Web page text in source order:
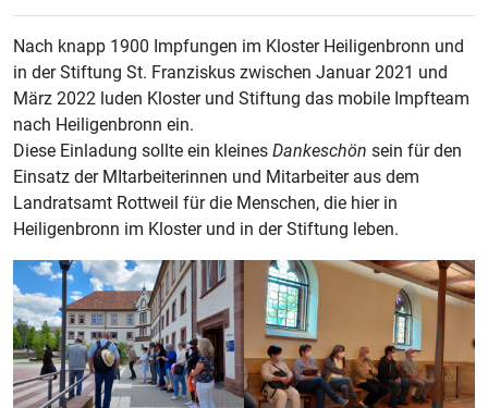
Nach knapp 1900 Impfungen im Kloster Heiligenbronn und
in der Stiftung St. Franziskus zwischen Januar 2021 und
März 2022 luden Kloster und Stiftung das mobile Impfteam
nach Heiligenbronn ein.
Diese Einladung sollte ein kleines Dankeschön sein für den
Einsatz der MItarbeiterinnen und Mitarbeiter aus dem
Landratsamt Rottweil für die Menschen, die hier in
Heiligenbronn im Kloster und in der Stiftung leben.